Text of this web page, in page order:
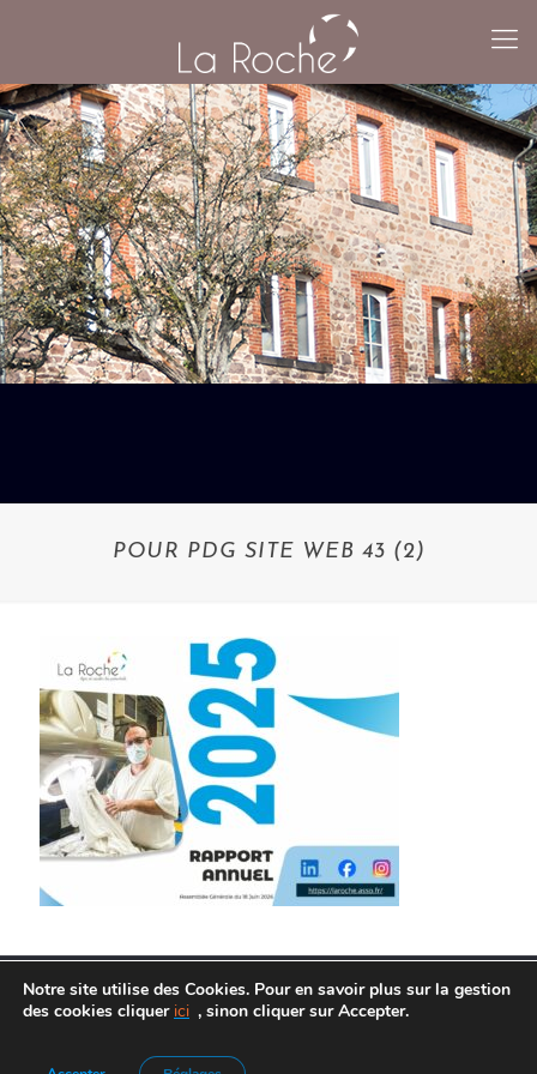
POUR PDG SITE WEB 43 (2)
Agence de Communication :
Notre site utilise des Cookies. Pour en savoir plus sur la gestion
des cookies cliquer ici , sinon cliquer sur Accepter.